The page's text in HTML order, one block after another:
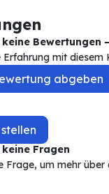
keine
Erfahrung mit
abgeben
Fragen
Frage, um mehr